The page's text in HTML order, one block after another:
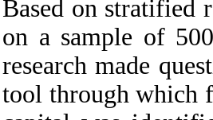
Based on stratified
on a sample of
research made
tool through which